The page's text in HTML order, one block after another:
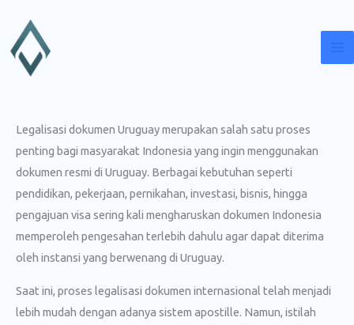
konten
Legalisasi dokumen Uruguay merupakan salah satu proses
penting bagi masyarakat Indonesia yang ingin menggunakan
dokumen resmi di Uruguay. Berbagai kebutuhan seperti
pendidikan, pekerjaan, pernikahan, investasi, bisnis, hingga
pengajuan visa sering kali mengharuskan dokumen Indonesia
memperoleh pengesahan terlebih dahulu agar dapat diterima
oleh instansi yang berwenang di Uruguay.
Saat ini, proses legalisasi dokumen internasional telah menjadi
lebih mudah dengan adanya sistem apostille. Namun, istilah